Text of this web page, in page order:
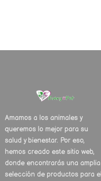
Amamos a los animales y
queremos lo mejor para su
salud y bienestar. Por eso,
hemos creado este sitio web,
donde encontrarás una amplia
selección de productos para el